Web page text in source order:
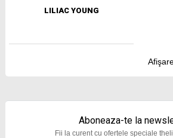
LILIAC YOUNG
Aboneaza-te la
Fii la curent cu ofertele speciale